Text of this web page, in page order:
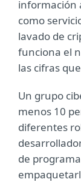
información
como
lavado de
funciona el
las cifras
Un grupo
menos 10
diferentes
de